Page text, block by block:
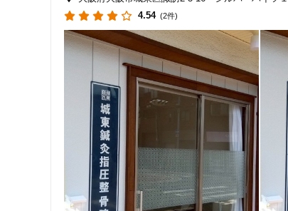
通院手段の特徴
駐車場あり
設備の特徴
キッズスペースあり
女性向けの特徴
女性スタッフ在籍
4.54 (2件)